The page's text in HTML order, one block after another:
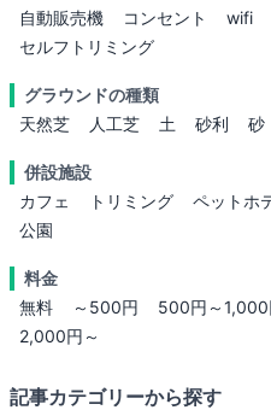
自動販売機
コンセント wifi
セルフトリミング
グラウンドの種類
天然芝
人工芝 土 砂利 砂
併設施設
カフェ
トリミング ペットホ
公園
料金
無料
～500円 500円～1,000
2,000円～
記事カテゴリーから探す